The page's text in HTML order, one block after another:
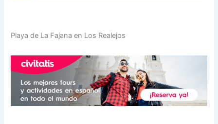
Playa de La Fajana en Los Realejos